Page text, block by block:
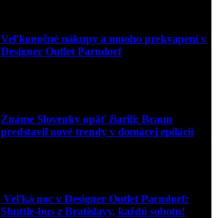
Veľkonočné nákupy a mnoho prekvapení v
Designer Outlet Parndorf
Známe Slovenky opäť žiarili: Braun
predstavil nové trendy v domácej epilácii
Veľká noc v Designer Outlet Parndorf:
Shuttle-bus z Bratislavy, každú sobotu!